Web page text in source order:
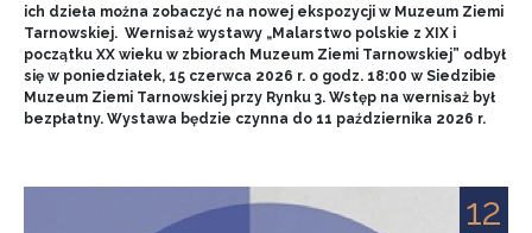
ich dzieła można zobaczyć na nowej ekspozycji w Muzeum Ziemi
Tarnowskiej. Wernisaż wystawy „Malarstwo polskie z XIX i
początku XX wieku w zbiorach Muzeum Ziemi Tarnowskiej” odbył
się w poniedziałek, 15 czerwca 2026 r. o godz. 18:00 w Siedzibie
Muzeum Ziemi Tarnowskiej przy Rynku 3. Wstęp na wernisaż był
bezpłatny. Wystawa będzie czynna do 11 października 2026 r.
12